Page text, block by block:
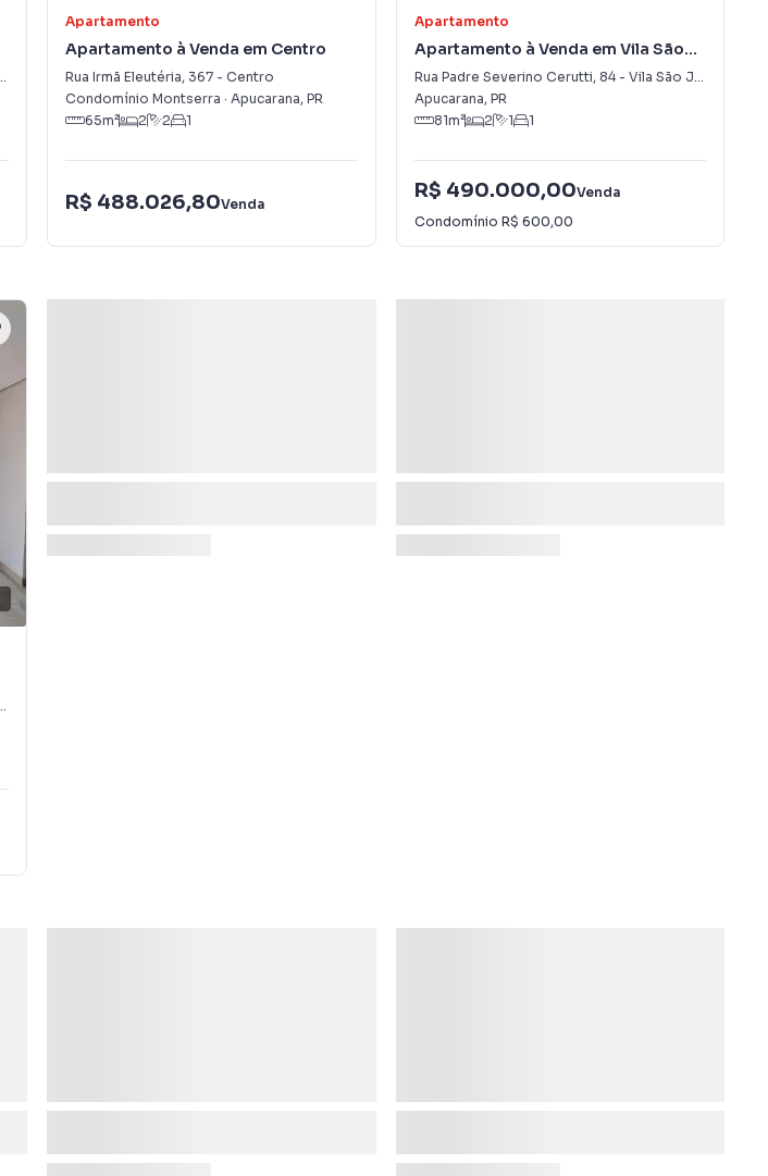
Apartamento
Apartamento à Venda em Centro
Rua Irmã Eleutéria, 367 - Centro
Condomínio Montserra · Apucarana, PR
65m² 2 2 1
R$ 488.026,80Venda
Apartamento
Apartamento à Venda em Vila São
José
Rua Padre Severino Cerutti, 84- Vila São José
Apucarana, PR
81m² 2 1 1
R$ 490.000,00Venda
Condomínio R$ 600,00